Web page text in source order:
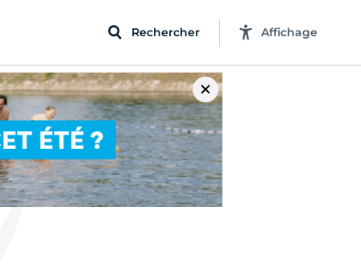
Rechercher Affichage